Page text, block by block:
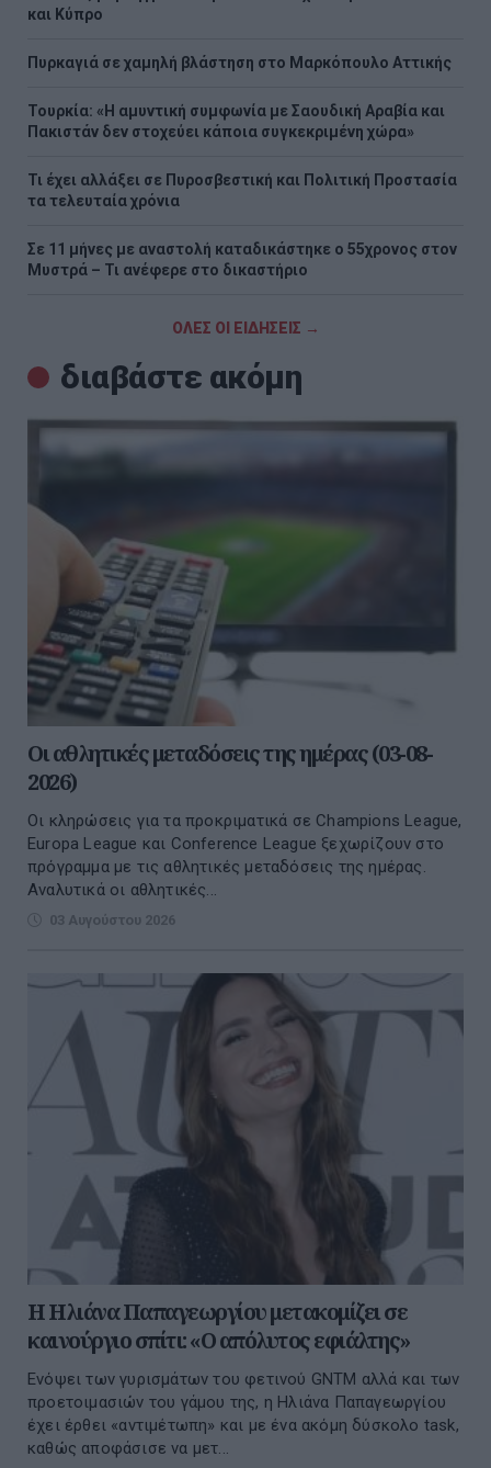
και Κύπρο
Πυρκαγιά σε χαμηλή βλάστηση στο Μαρκόπουλο Αττικής
Τουρκία: «Η αμυντική συμφωνία με Σαουδική Αραβία και
Πακιστάν δεν στοχεύει κάποια συγκεκριμένη χώρα»
Τι έχει αλλάξει σε Πυροσβεστική και Πολιτική Προστασία
τα τελευταία χρόνια
Σε 11 μήνες με αναστολή καταδικάστηκε ο 55χρονος στον
Μυστρά – Τι ανέφερε στο δικαστήριο
ΟΛΕΣ ΟΙ ΕΙΔΗΣΕΙΣ →
διαβάστε ακόμη
Οι αθλητικές μεταδόσεις της ημέρας (03-08-
2026)
Οι κληρώσεις για τα προκριματικά σε Champions League,
Europa League και Conference League ξεχωρίζουν στο
πρόγραμμα με τις αθλητικές μεταδόσεις της ημέρας.
Αναλυτικά οι αθλητικές...
03 Αυγούστου 2026
Η Ηλιάνα Παπαγεωργίου μετακομίζει σε
καινούργιο σπίτι: «Ο απόλυτος εφιάλτης»
Ενόψει των γυρισμάτων του φετινού GNTM αλλά και των
προετοιμασιών του γάμου της, η Ηλιάνα Παπαγεωργίου
έχει έρθει «αντιμέτωπη» και με ένα ακόμη δύσκολο task,
καθώς αποφάσισε να μετ...